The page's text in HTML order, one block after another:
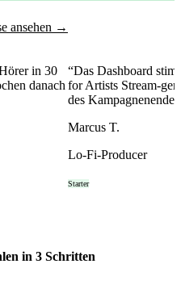
ansehen →
in 30
danach
“Das Dashboard
for Artists Stream-
des
Marcus T.
Lo-Fi-Producer
Starter
in 3 Schritten